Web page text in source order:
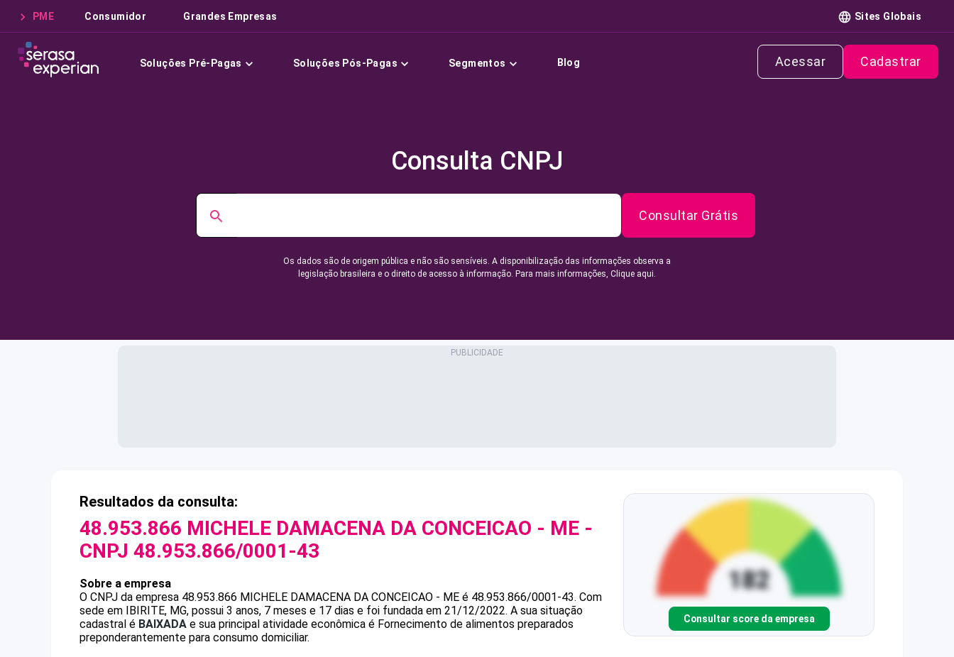
PME Consumidor Grandes Empresas Sites Globais
Soluções Pré-Pagas Soluções Pós-Pagas Segmentos Blog Acessar Cadastrar
Consulta CNPJ
Consultar Grátis
Os dados são de origem pública e não são sensíveis. A disponibilização das informações observa a
legislação brasileira e o direito de acesso à informação. Para mais informações, Clique aqui.
Resultados da consulta:
48.953.866 MICHELE DAMACENA DA CONCEICAO - ME -
CNPJ 48.953.866/0001-43
Sobre a empresa
O CNPJ da empresa 48.953.866 MICHELE DAMACENA DA CONCEICAO - ME é 48.953.866/0001-43. Com
sede em IBIRITE, MG, possui 3 anos, 7 meses e 17 dias e foi fundada em 21/12/2022. A sua situação
cadastral é BAIXADA e sua principal atividade econômica é Fornecimento de alimentos preparados
preponderantemente para consumo domiciliar.
Consultar score da empresa